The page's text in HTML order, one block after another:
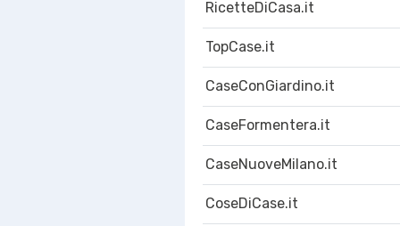
RicetteDiCasa.it
TopCase.it
CaseConGiardino.it
CaseFormentera.it
CaseNuoveMilano.it
CoseDiCase.it